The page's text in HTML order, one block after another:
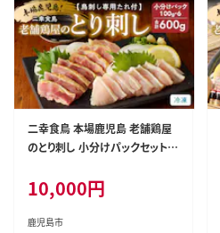
二幸食鳥 本場鹿児島 老舗鶏屋
のとり刺し 小分けパックセット
10,000円
鹿児島市